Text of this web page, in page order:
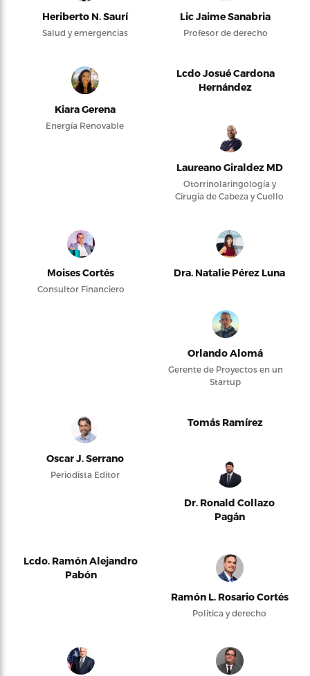
Heriberto N. Saurí
Salud y emergencias
Lic Jaime Sanabria
Profesor de derecho
Kiara Gerena
Energía Renovable
Lcdo Josué Cardona
Hernández
Laureano Giraldez MD
Otorrinolaringología y
Cirugía de Cabeza y Cuello
Moises Cortés
Consultor Financiero
Dra. Natalie Pérez Luna
Orlando Alomá
Gerente de Proyectos en un
Startup
Oscar J. Serrano
Periodista Editor
Tomás Ramírez
Dr. Ronald Collazo
Pagán
Lcdo. Ramón Alejandro
Pabón
Ramón L. Rosario Cortés
Política y derecho